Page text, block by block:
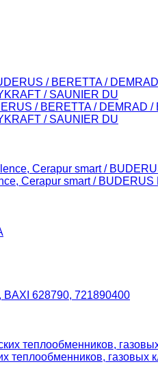
/ BERETTA / DEMRAD
/ SAUNIER DU
Cerapur smart /
BAXI 628790, 721890400
теплообменников, газовых